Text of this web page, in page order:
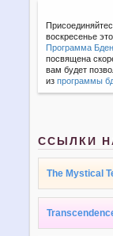
воскресенье
Программа
посвящена
вам будет
изпрограммы
ССЫЛКИ
The Mystical